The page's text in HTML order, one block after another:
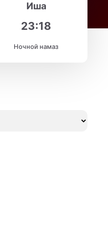
Иша
23:18
Ночной намаз